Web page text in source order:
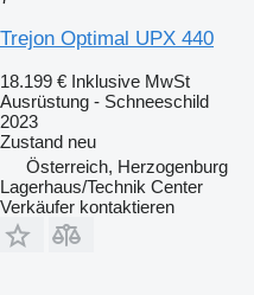
Trejon Optimal UPX 440
18.199 € Inklusive MwSt
Ausrüstung - Schneeschild
2023
Zustand neu
Österreich, Herzogenburg
Lagerhaus/Technik Center
Verkäufer kontaktieren